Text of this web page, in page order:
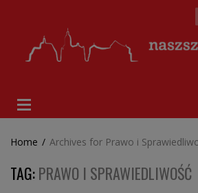
Home / Archives for Prawo i
TAG:PRAWO I SPRAWIEDLIWOŚĆ